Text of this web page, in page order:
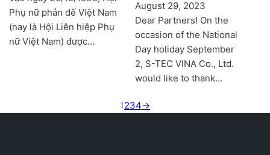
Phụ nữ phản đế Việt Nam
(nay là Hội Liên hiệp Phụ
nữ Việt Nam) được…
August 29, 2023
Dear Partners! On the
occasion of the National
Day holiday September
2, S-TEC VINA Co., Ltd.
would like to thank…
1234→